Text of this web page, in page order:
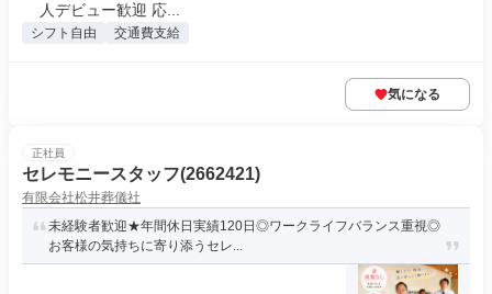
人デビュー歓迎 応...
シフト自由 交通費支給
気になる
正社員
セレモニースタッフ(2662421)
有限会社松井葬儀社
未経験者歓迎★年間休日実績120日◎ワークライフバランス重視◎
お客様の気持ちに寄り添うセレ...